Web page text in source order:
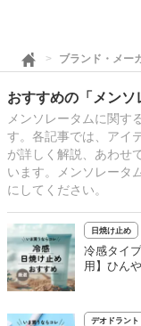
ブランド・メー
おすすめの「メン
メンソレータムに関す
す。各記事では、アイ
が詳しく解説、あわせ
います。メンソレータ
にしてください。
日焼け止め
冷感タイ
用】ひん
デオドラント